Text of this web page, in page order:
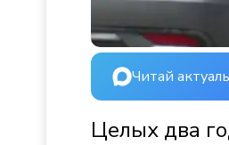
Читай
Целых два